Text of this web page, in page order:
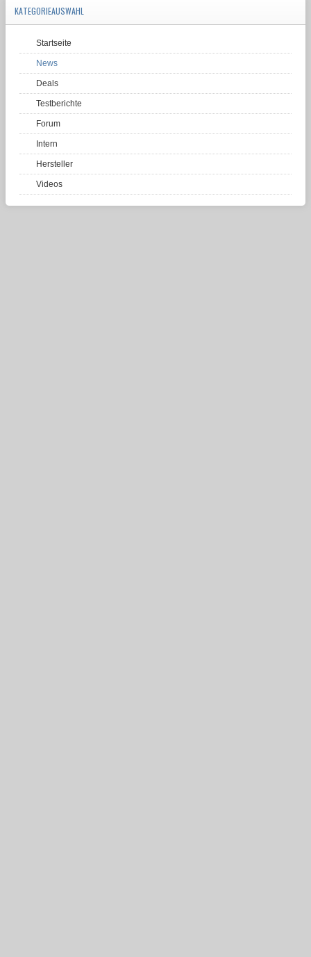
KATEGORIEAUSWAHL
Startseite
News
Deals
Testberichte
Forum
Intern
Hersteller
Videos